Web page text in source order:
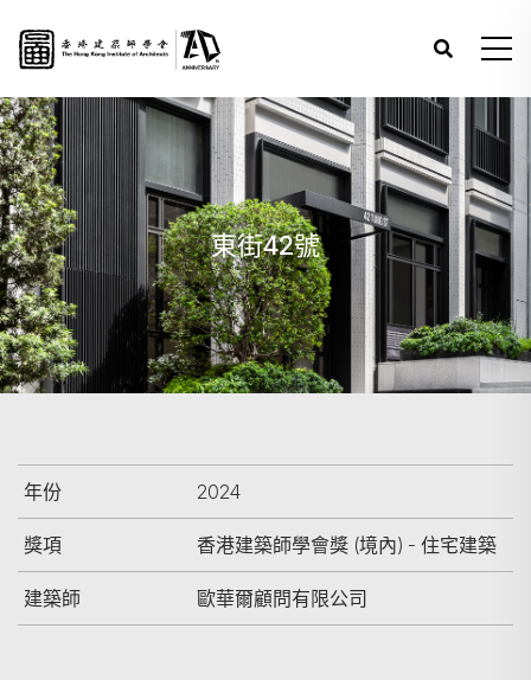
東街42號
年份 2024
獎項 香港建築師學會獎 (境內) - 住宅建築
建築師 歐華爾顧問有限公司